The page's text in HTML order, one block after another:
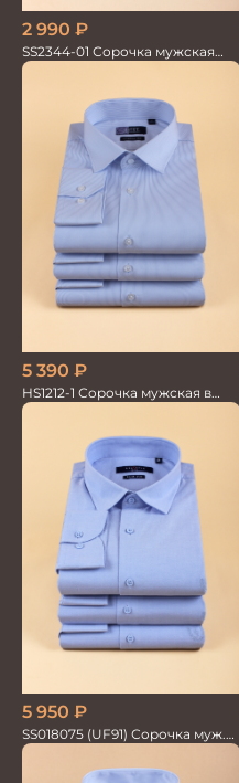
2 990 ₽
SS2344-01 Сорочка мужская
кор.рукав
5 390 ₽
HS1212-1 Сорочка мужская в
мелкую полоску
5 950 ₽
SS018075 (UF91) Сорочка муж.
дл.рук. GROSTYLE PRIME